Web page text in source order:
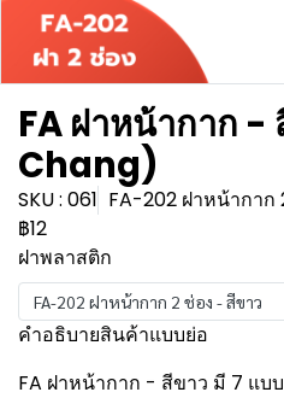
FA ฝาหน้ากาก -
Chang)
SKU : 061 FA-202 ฝาหน้ากาก
฿12
ฝาพลาสติก
FA-202 ฝาหน้ากาก 2 ช่อง - สีขาว
คำอธิบายสินค้าแบบย่อ
FA ฝาหน้ากาก - สีขาว มี 7 แบบ